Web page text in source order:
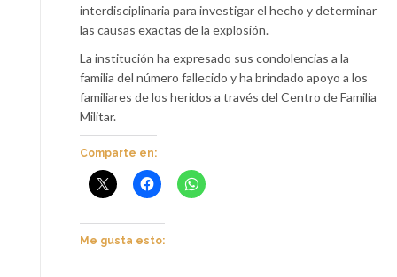
interdisciplinaria para investigar el hecho y determinar
las causas exactas de la explosión.
La institución ha expresado sus condolencias a la
familia del número fallecido y ha brindado apoyo a los
familiares de los heridos a través del Centro de Familia
Militar.
Comparte en:
Me gusta esto: